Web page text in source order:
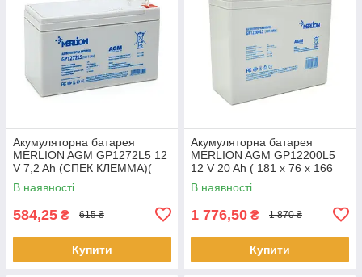
Акумуляторна батарея
MERLION AGM GP1272L5 12
V 7,2 Ah (СПЕК КЛЕММА)(
150 x 65 x 95 (100)) White
Q10
В наявності
584,25 ₴ 615 ₴
Купити
Акумуляторна батарея
MERLION AGM GP12200L5
12 V 20 Ah ( 181 x 76 x 166
(168) ), 5,4 kg Q4/192
В наявності
1 776,50 ₴ 1 870 ₴
Купити